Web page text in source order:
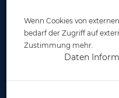
Artikelnr.: scu-
Wenn Cookies von
bedarf der Zugriff auf
Zustimmung mehr.
Daten